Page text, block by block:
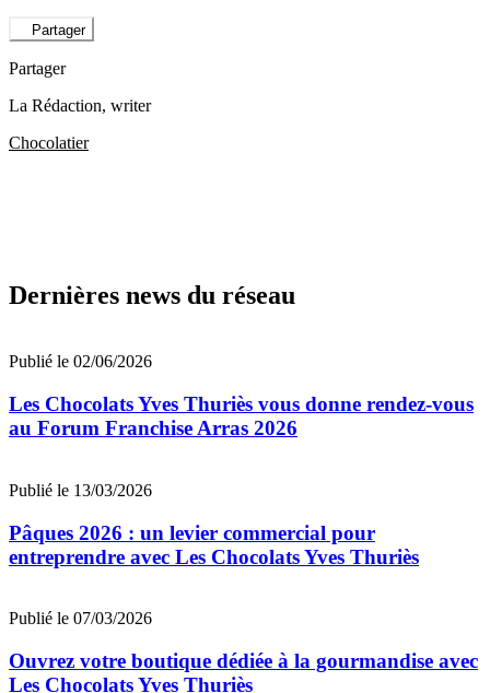
Partager
Partager
La Rédaction, writer
Chocolatier
Dernières news du réseau
Publié le 02/06/2026
Les Chocolats Yves Thuriès vous donne rendez-vous
au Forum Franchise Arras 2026
Publié le 13/03/2026
Pâques 2026 : un levier commercial pour
entreprendre avec Les Chocolats Yves Thuriès
Publié le 07/03/2026
Ouvrez votre boutique dédiée à la gourmandise avec
Les Chocolats Yves Thuriès